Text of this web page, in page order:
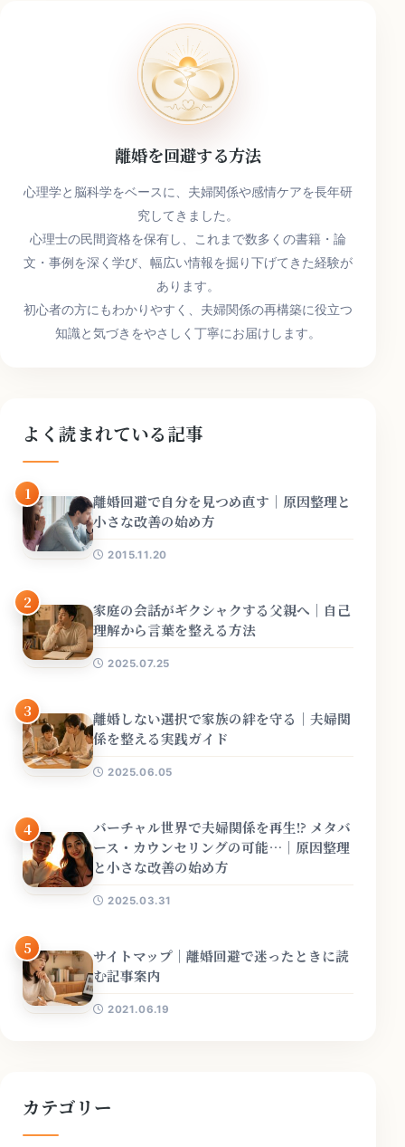
離婚を回避する方法
心理学と脳科学をベースに、夫婦関係や感情ケアを長年研
究してきました。
心理士の民間資格を保有し、これまで数多くの書籍・論
文・事例を深く学び、幅広い情報を掘り下げてきた経験が
あります。
初心者の方にもわかりやすく、夫婦関係の再構築に役立つ
知識と気づきをやさしく丁寧にお届けします。
よく読まれている記事
1
離婚回避で自分を見つめ直す｜原因整理と
小さな改善の始め方
2015.11.20
2
家庭の会話がギクシャクする父親へ｜自己
理解から言葉を整える方法
2025.07.25
3
離婚しない選択で家族の絆を守る｜夫婦関
係を整える実践ガイド
2025.06.05
4
バーチャル世界で夫婦関係を再生!? メタバ
ース・カウンセリングの可能…｜原因整理
と小さな改善の始め方
2025.03.31
5
サイトマップ｜離婚回避で迷ったときに読
む記事案内
2021.06.19
カテゴリー